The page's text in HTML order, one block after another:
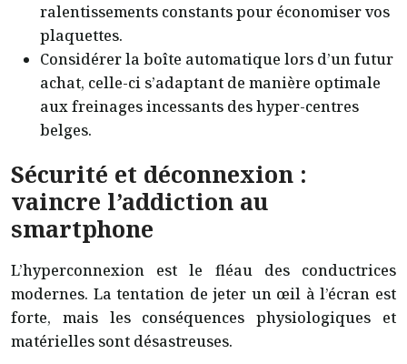
ralentissements constants pour économiser vos
plaquettes.
Considérer la boîte automatique lors d’un futur
achat, celle-ci s’adaptant de manière optimale
aux freinages incessants des hyper-centres
belges.
Sécurité et déconnexion :
vaincre l’addiction au
smartphone
L’hyperconnexion est le fléau des conductrices
modernes. La tentation de jeter un œil à l’écran est
forte, mais les conséquences physiologiques et
matérielles sont désastreuses.